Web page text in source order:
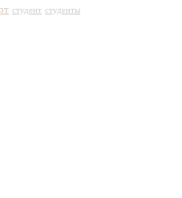
студент студенты